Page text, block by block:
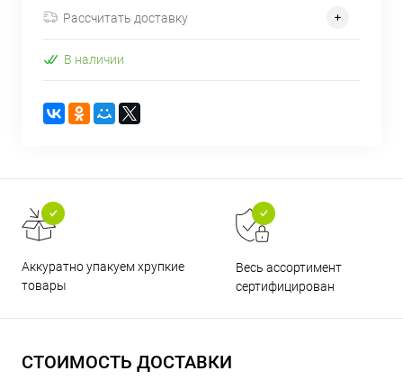
Рассчитать доставку
В наличии
Аккуратно упакуем хрупкие
товары
Весь ассортимент
сертифицирован
СТОИМОСТЬ ДОСТАВКИ